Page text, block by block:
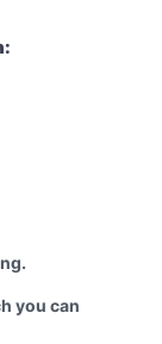
you can